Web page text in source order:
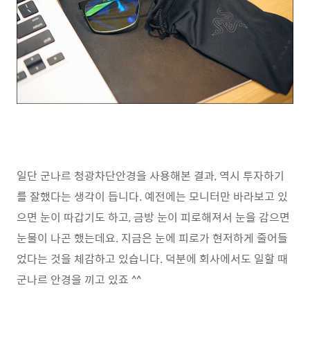
일단 군나르 청광차단안경을 사용해본 결과, 역시 투자하기
를 잘했다는 생각이 듭니다. 예전에는 모니터만 바라보고 있
으면 눈이 따갑기도 하고, 금방 눈이 피로해져서 눈을 감으면
눈물이 나곤 했는데요. 지금은 눈에 피로가 현저하게 줄어들
었다는 것을 체감하고 있습니다. 덕분에 회사에서도 일할 때
군나르 안경을 끼고 있죠 ^^